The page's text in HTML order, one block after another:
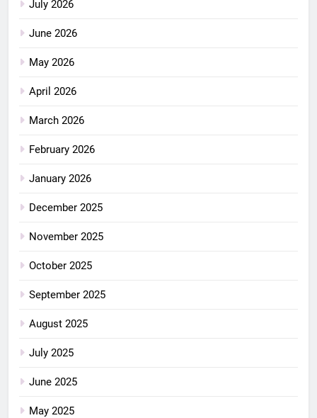
July 2026
June 2026
May 2026
April 2026
March 2026
February 2026
January 2026
December 2025
November 2025
October 2025
September 2025
August 2025
July 2025
June 2025
May 2025